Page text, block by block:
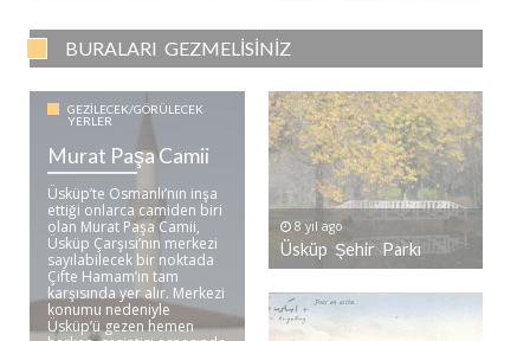
BURALARI GEZMELISINIZ
GEZILECEK/GÖRÜLECEK
YERLER
Murat Paşa Camii
Üsküp’te Osmanlı’nın inşa
ettiği onlarca camiden biri
olan Murat Paşa Camii,
Üsküp Çarşısı’nın merkezi
sayılabilecek bir noktada
Çifte Hamam’ın tam
karşısında yer alır. Merkezi
konumu nedeniyle
Üsküp’ü gezen hemen
8 yıl ago
Üsküp Şehir Parkı